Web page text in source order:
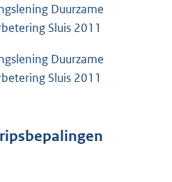
Duurzame
Sluis 2011
Duurzame
Sluis 2011